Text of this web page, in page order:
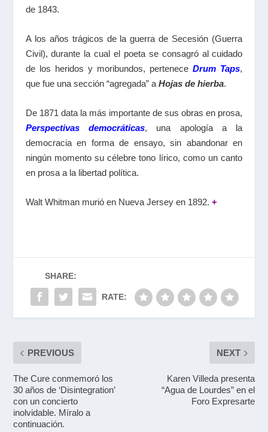
de 1843.
A los años trágicos de la guerra de Secesión (Guerra
Civil), durante la cual el poeta se consagró al cuidado
de los heridos y moribundos, perteneceDrum Taps,
que fue una sección “agregada” a Hojas de hierba.
De 1871 data la más importante de sus obras en prosa,
Perspectivas democráticas, una apología a la
democracia en forma de ensayo, sin abandonar en
ningún momento su célebre tono lírico, como un canto
en prosa a la libertad política.
Walt Whitman murió en Nueva Jersey en 1892. +
SHARE:
RATE:
PREVIOUS
The Cure conmemoró los
30 años de ‘Disintegration’
con un concierto
inolvidable. Míralo a
continuación.
NEXT
Karen Villeda presenta
“Agua de Lourdes” en el
Foro Expresarte